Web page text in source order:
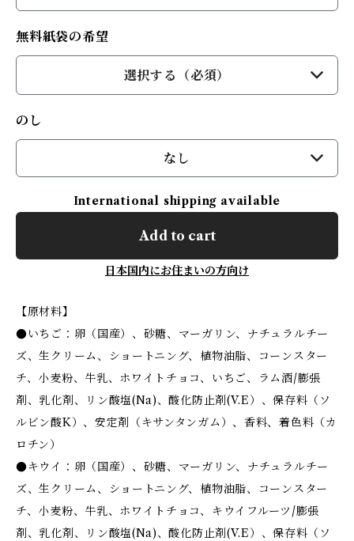
無料紙袋の希望
選択する（必須）
のし
なし
International shipping available
Add to cart
日本国内にお住まいの方向け
【原材料】
●いちご：卵（国産）、砂糖、マーガリン、ナチュラルチー
ズ、生クリーム、ショートニング、植物油脂、コーンスター
チ、小麦粉、牛乳、ホワイトチョコ、いちご、ラム酒/膨張
剤、乳化剤、リン酸塩(Na)、酸化防止剤(V.E）、保存料（ソ
ルビン酸K）、安定剤（キサンタンガム）、香料、着色料（カ
ロチン）
●キウイ：卵（国産）、砂糖、マーガリン、ナチュラルチー
ズ、生クリーム、ショートニング、植物油脂、コーンスター
チ、小麦粉、牛乳、ホワイトチョコ、キウイフルーツ/膨張
剤、乳化剤、リン酸塩(Na)、酸化防止剤(V.E）、保存料（ソ